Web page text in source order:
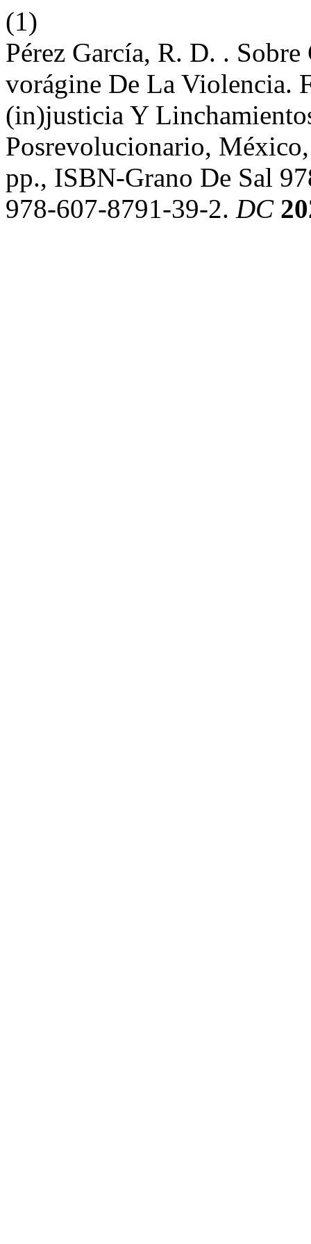
(1)
Pérez García, R. D. .
vorágine De La Violencia.
(in)justicia Y
Posrevolucionario,
pp., ISBN-Grano De Sal
978-607-8791-39-2. DC